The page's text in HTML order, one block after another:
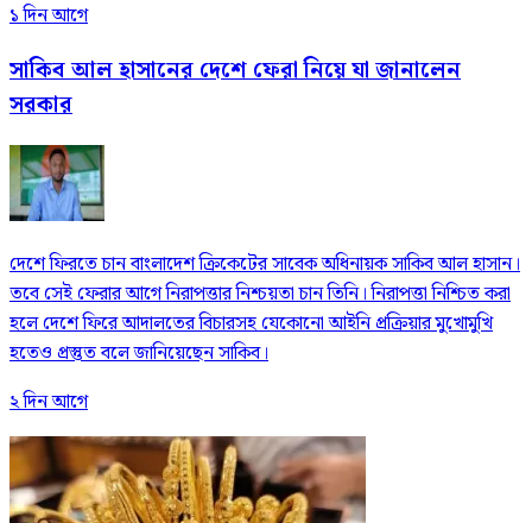
১ দিন আগে
সাকিব আল হাসানের দেশে ফেরা নিয়ে যা জানালেন
সরকার
দেশে ফিরতে চান বাংলাদেশ ক্রিকেটের সাবেক অধিনায়ক সাকিব আল হাসান।
তবে সেই ফেরার আগে নিরাপত্তার নিশ্চয়তা চান তিনি। নিরাপত্তা নিশ্চিত করা
হলে দেশে ফিরে আদালতের বিচারসহ যেকোনো আইনি প্রক্রিয়ার মুখোমুখি
হতেও প্রস্তুত বলে জানিয়েছেন সাকিব।
২ দিন আগে